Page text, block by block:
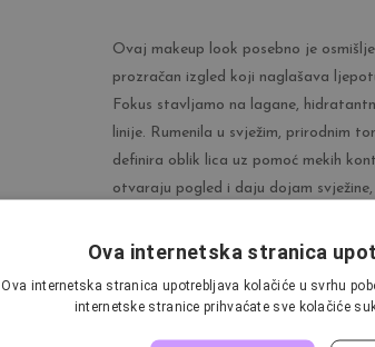
Ovaj makeup look posebno je
prozračan izgled koji naglašava
Fokus stavljamo na lagane,
linije. Rumenila u svježim, prirodnim
definira oblik lica uz pomoć mekih
otvaraju pogled i daju dojam
Usne su suptilne, najčešće u
sjaja ili hidratacije za puni, zdravi
sve koje žele decentan, sofisticiran
Ova internetska stranica
Ova internetska stranica upotrebljava kolačiće u svrhu
internetske stranice prihvaćate sve kolačiće